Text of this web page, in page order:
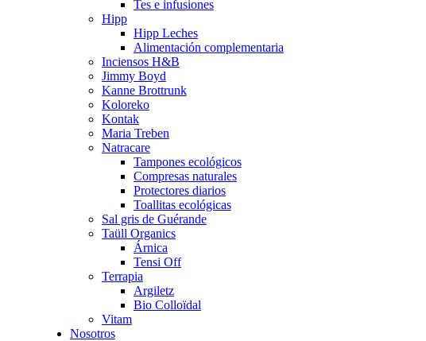
Tes e infusiones
Hipp
Hipp Leches
Alimentación complementaria
Inciensos H&B
Jimmy Boyd
Kanne Brottrunk
Koloreko
Kontak
Maria Treben
Natracare
Tampones ecológicos
Compresas naturales
Protectores diarios
Toallitas ecológicas
Sal gris de Guérande
Taüll Organics
Árnica
Tensi Off
Terrapia
Argiletz
Bio Colloïdal
Vitam
Nosotros